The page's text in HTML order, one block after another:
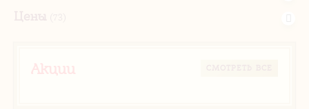
Акции